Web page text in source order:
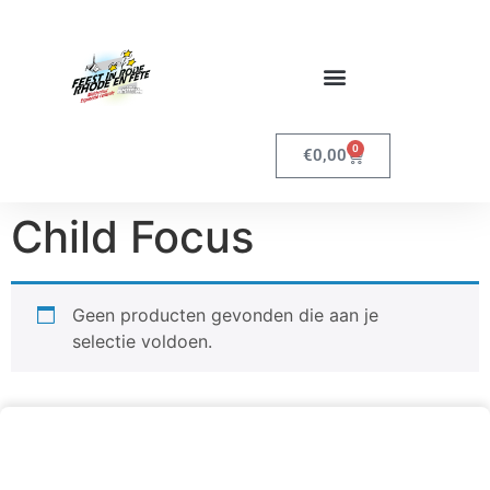
€0,00 0
Child Focus
Geen producten gevonden die aan je
selectie voldoen.